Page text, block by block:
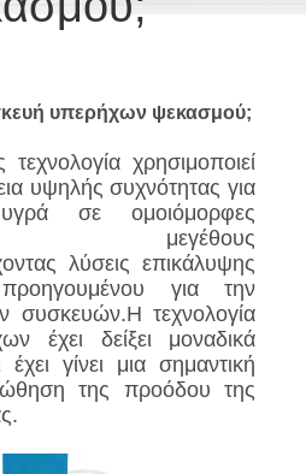
υπερήχων ψεκασμού;
χρησιμοποιεί
υψηλής συχνότητας για
σε ομοιόμορφες
μεγέθους
λύσεις επικάλυψης
για την
συσκευών.Η τεχνολογία
έχει δείξει μοναδικά
γίνει μια σημαντική
της προόδου της